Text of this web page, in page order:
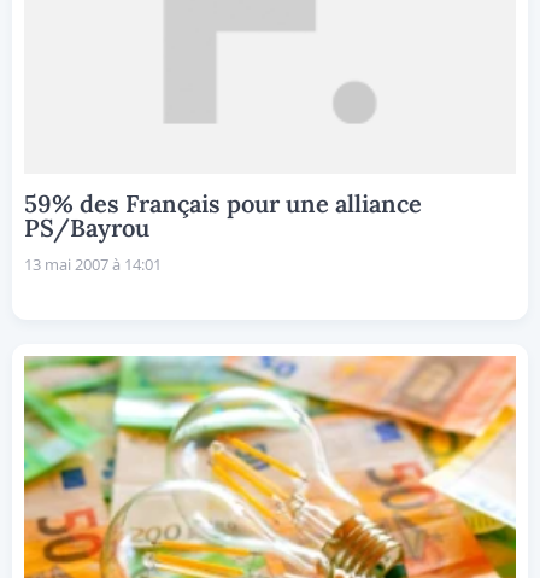
59% des Français pour une alliance
PS/Bayrou
13 mai 2007 à 14:01